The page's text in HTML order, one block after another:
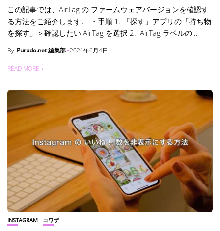
この記事では、AirTag の ファームウェアバージョンを確認す
る方法をご紹介します。 ・手順 1. 『探す」アプリの「持ち物
を探す」＞確認したい AirTag を選択 2. AirTag ラベルの...
By Purudo.net 編集部 2021年6月4日
READ MORE
INSTAGRAM コワザ